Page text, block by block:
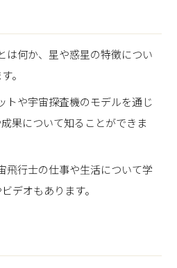
は何か、星や惑星の特徴につい
。
トや宇宙探査機のモデルを通じ
果について知ることができま
飛行士の仕事や生活について学
デオもあります。